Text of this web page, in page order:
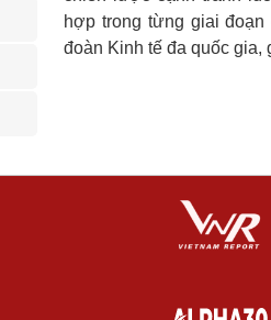
hợp trong từng giai
đoàn Kinh tế đa quốc gia,